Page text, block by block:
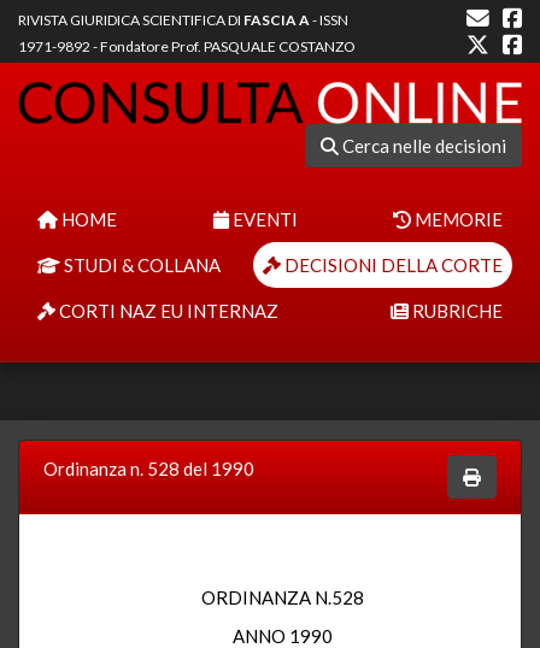
RIVISTA GIURIDICA SCIENTIFICA DI FASCIA A- ISSN
1971-9892 - Fondatore Prof. PASQUALE COSTANZO
Cerca nelle decisioni
HOME EVENTI MEMORIE
STUDI & COLLANA DECISIONI DELLA CORTE
CORTI NAZ EU INTERNAZ RUBRICHE
Ordinanza n. 528 del 1990
ORDINANZA N.528
ANNO 1990